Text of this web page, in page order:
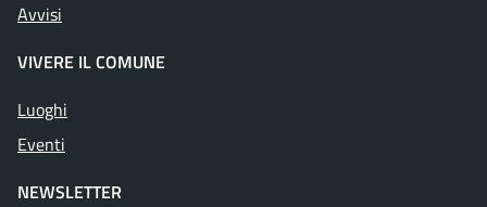
Avvisi
VIVERE IL COMUNE
Luoghi
Eventi
NEWSLETTER